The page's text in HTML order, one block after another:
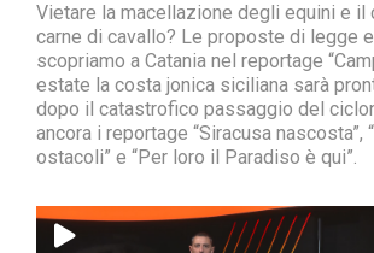
Vietare la macellazione degli equini e il
carne di cavallo? Le proposte di legge
scopriamo a Catania nel reportage
estate la costa jonica siciliana sarà
dopo il catastrofico passaggio del
ancora i reportage “Siracusa nascosta”,
ostacoli” e “Per loro il Paradiso è qui”.